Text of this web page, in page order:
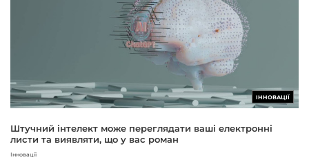
ІННОВАЦІЇ
Штучний інтелект може переглядати ваші електронні
листи та виявляти, що у вас роман
Інновації